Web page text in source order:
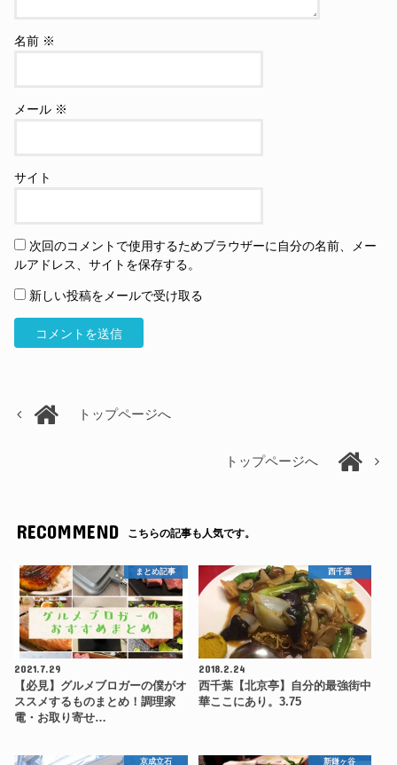
名前 ※
メール ※
サイト
次回のコメントで使用するためブラウザーに自分の名前、メー
ルアドレス、サイトを保存する。
新しい投稿をメールで受け取る
トップページへ
トップページへ
RECOMMEND こちらの記事も人気です。
まとめ記事
2021.7.29
【必見】グルメブロガーの僕がオ
ススメするものまとめ！調理家
電・お取り寄せ…
西千葉
2018.2.24
西千葉【北京亭】自分的最強街中
華ここにあり。3.75
京成立石 新鎌ヶ谷